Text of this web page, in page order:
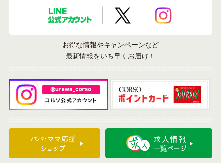
LINE公式アカウントX公式アカウント
お得な情報やキャンペーンなど
最新情報をいち早くお届け！